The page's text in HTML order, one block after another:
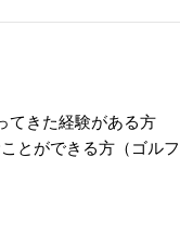
ってきた経験がある方
とができる方（ゴルフ